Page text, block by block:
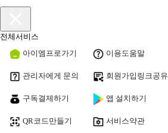
전체서비스
아이엠프로가기
이용도움말
관리자에게 문의 회원가입링크공유
구독결제하기 앱 설치하기
QR코드만들기 서비스약관